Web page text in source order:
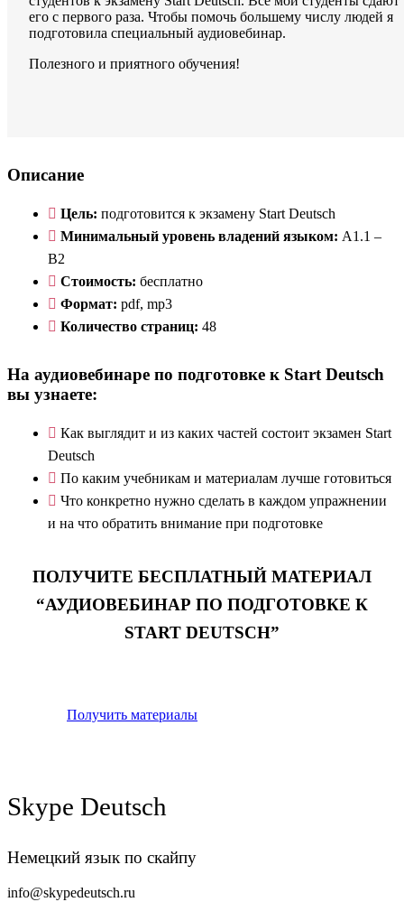
его с первого раза. Чтобы помочь большему числу людей я
подготовила специальный аудиовебинар.
Полезного и приятного обучения!
Описание
Цель: подготовится к экзамену Start Deutsch
Минимальный уровень владений языком: A1.1 –
B2
Стоимость: бесплатно
Формат: pdf, mp3
Количество страниц: 48
На аудиовебинаре по подготовке к Start Deutsch
вы узнаете:
Как выглядит и из каких частей состоит экзамен Start
Deutsch
По каким учебникам и материалам лучше готовиться
Что конкретно нужно сделать в каждом упражнении
и на что обратить внимание при подготовке
ПОЛУЧИТЕ БЕСПЛАТНЫЙ МАТЕРИАЛ
“АУДИОВЕБИНАР ПО ПОДГОТОВКЕ К
START DEUTSCH”
Получить материалы
Skype Deutsch
Немецкий язык по скайпу
info@skypedeutsch.ru